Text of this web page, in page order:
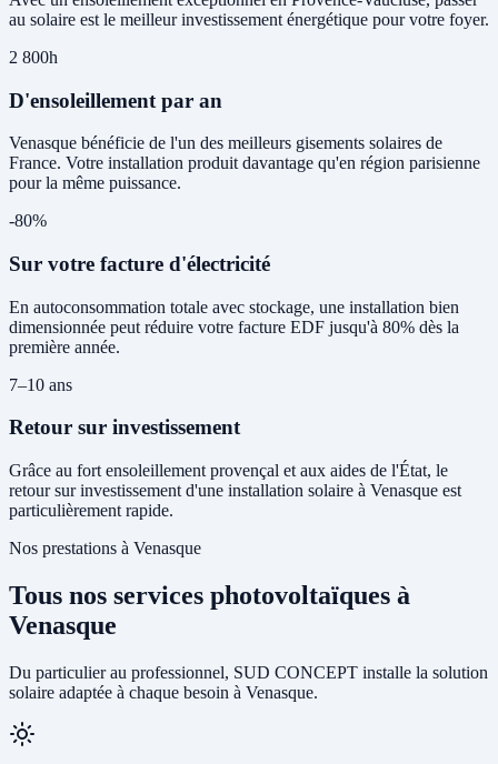
au solaire est le meilleur investissement énergétique pour votre foyer.
2 800h
D'ensoleillement par an
Venasque bénéficie de l'un des meilleurs gisements solaires de
France. Votre installation produit davantage qu'en région parisienne
pour la même puissance.
-80%
Sur votre facture d'électricité
En autoconsommation totale avec stockage, une installation bien
dimensionnée peut réduire votre facture EDF jusqu'à 80% dès la
première année.
7–10 ans
Retour sur investissement
Grâce au fort ensoleillement provençal et aux aides de l'État, le
retour sur investissement d'une installation solaire à Venasque est
particulièrement rapide.
Nos prestations à Venasque
Tous nos services photovoltaïques à
Venasque
Du particulier au professionnel, SUD CONCEPT installe la solution
solaire adaptée à chaque besoin à Venasque.